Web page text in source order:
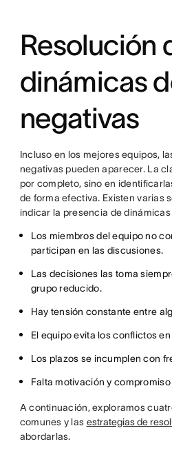
Resolución
dinámicas
negativas
Incluso en los mejores equipos,
negativas pueden aparecer. La
por completo, sino en
de forma efectiva. Existen varias
indicar la presencia de
Los miembros del equipo no
participan en las discusiones.
Las decisiones las toma
grupo reducido.
Hay tensión constante entre
El equipo evita los conflictos
Los plazos se incumplen con
Falta motivación y
A continuación, exploramos
comunes y las estrategias de
abordarlas.